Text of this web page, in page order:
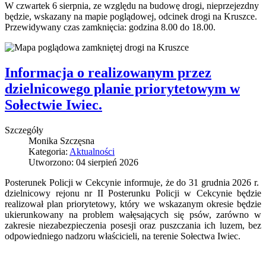
W czwartek 6 sierpnia, ze względu na budowę drogi, nieprzejezdny
będzie, wskazany na mapie poglądowej, odcinek drogi na Kruszce.
Przewidywany czas zamknięcia: godzina 8.00 do 18.00.
Informacja o realizowanym przez
dzielnicowego planie priorytetowym w
Sołectwie Iwiec.
Szczegóły
Monika Szczęsna
Kategoria: Aktualności
Utworzono: 04 sierpień 2026
Posterunek Policji w Cekcynie informuje, że do 31 grudnia 2026 r.
dzielnicowy rejonu nr II Posterunku Policji w Cekcynie będzie
realizował plan priorytetowy, który we wskazanym okresie będzie
ukierunkowany na problem wałęsających się psów, zarówno w
zakresie niezabezpieczenia posesji oraz puszczania ich luzem, bez
odpowiedniego nadzoru właścicieli, na terenie Sołectwa Iwiec.